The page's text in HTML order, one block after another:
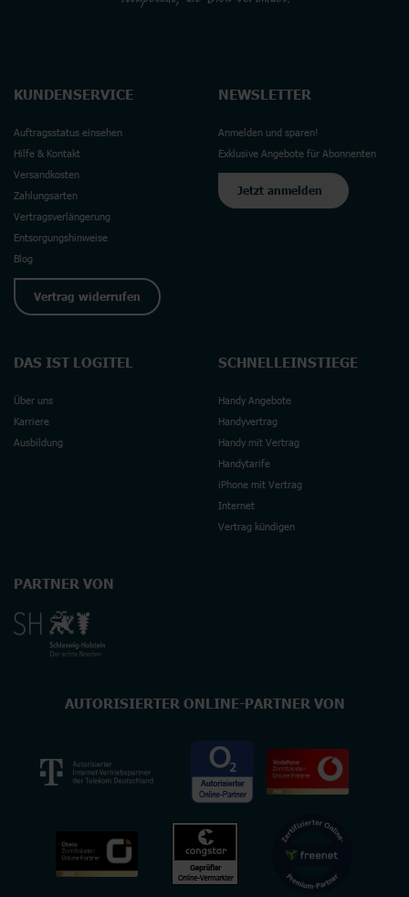
KUNDENSERVICE
Auftragsstatus einsehen
Hilfe & Kontakt
Versandkosten
Zahlungsarten
Vertragsverlängerung
Entsorgungshinweise
Blog
Vertrag widerrufen
NEWSLETTER
Anmelden und sparen!
Exklusive Angebote für Abonnenten
Jetzt anmelden
DAS IST LOGITEL
Über uns
Karriere
Ausbildung
SCHNELLEINSTIEGE
Handy Angebote
Handyvertrag
Handy mit Vertrag
Handytarife
iPhone mit Vertrag
Internet
Vertrag kündigen
PARTNER VON
AUTORISIERTER ONLINE-PARTNER VON